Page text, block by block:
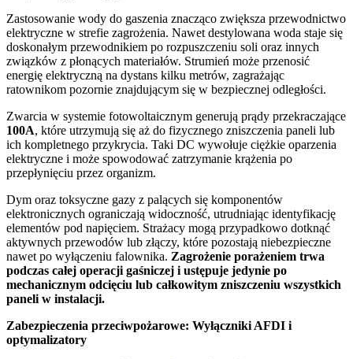
Zastosowanie wody do gaszenia znacząco zwiększa przewodnictwo
elektryczne w strefie zagrożenia. Nawet destylowana woda staje się
doskonałym przewodnikiem po rozpuszczeniu soli oraz innych
związków z płonących materiałów. Strumień może przenosić
energię elektryczną na dystans kilku metrów, zagrażając
ratownikom pozornie znajdującym się w bezpiecznej odległości.
Zwarcia w systemie fotowoltaicznym generują prądy przekraczające
100A, które utrzymują się aż do fizycznego zniszczenia paneli lub
ich kompletnego przykrycia. Taki DC wywołuje ciężkie oparzenia
elektryczne i może spowodować zatrzymanie krążenia po
przepłynięciu przez organizm.
Dym oraz toksyczne gazy z palących się komponentów
elektronicznych ograniczają widoczność, utrudniając identyfikację
elementów pod napięciem. Strażacy mogą przypadkowo dotknąć
aktywnych przewodów lub złączy, które pozostają niebezpieczne
nawet po wyłączeniu falownika. Zagrożenie porażeniem trwa
podczas całej operacji gaśniczej i ustępuje jedynie po
mechanicznym odcięciu lub całkowitym zniszczeniu wszystkich
paneli w instalacji.
Zabezpieczenia przeciwpożarowe: Wyłączniki AFDI i
optymalizatory